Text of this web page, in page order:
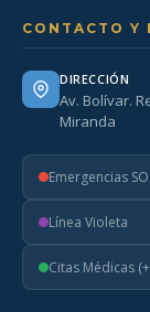
CONTACTO Y
DIRECCIÓN
Av. Bolívar.
Miranda
Emergencias
Línea Violeta
Citas Médicas